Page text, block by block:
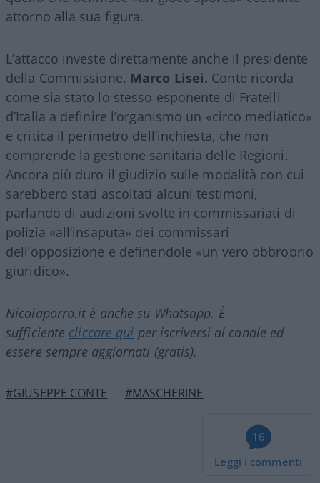
attorno alla sua figura.
L’attacco investe direttamente anche il presidente
della Commissione, Marco Lisei. Conte ricorda
come sia stato lo stesso esponente di Fratelli
d’Italia a definire l’organismo un «circo mediatico»
e critica il perimetro dell’inchiesta, che non
comprende la gestione sanitaria delle Regioni.
Ancora più duro il giudizio sulle modalità con cui
sarebbero stati ascoltati alcuni testimoni,
parlando di audizioni svolte in commissariati di
polizia «all’insaputa» dei commissari
dell’opposizione e definendole «un vero obbrobrio
giuridico».
Nicolaporro.it è anche su Whatsapp. È
sufficiente cliccare qui per iscriversi al canale ed
essere sempre aggiornati (gratis).
#GIUSEPPE CONTE #MASCHERINE
16
Leggi i commenti